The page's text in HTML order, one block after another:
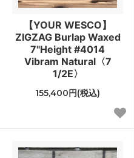
【YOUR WESCO】
ZIGZAG Burlap Waxed
7"Height #4014
Vibram Natural〈7
1/2E〉
155,400円(税込)